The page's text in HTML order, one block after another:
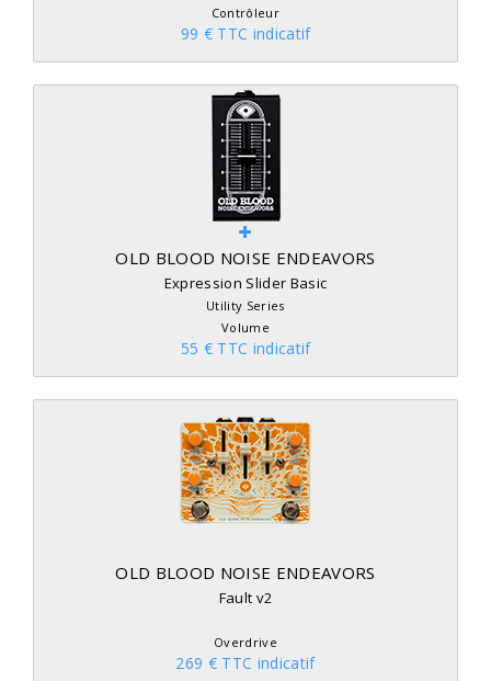
Contrôleur
99 € TTC indicatif
OLD BLOOD NOISE ENDEAVORS
Expression Slider Basic
Utility Series
Volume
55 € TTC indicatif
OLD BLOOD NOISE ENDEAVORS
Fault v2
Overdrive
269 € TTC indicatif